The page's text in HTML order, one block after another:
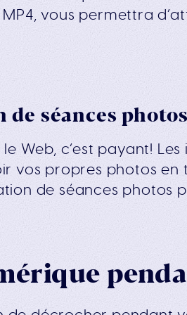
vous permettra
séances photos
le Web, c’est payant!
vos propres photos
de séances photos